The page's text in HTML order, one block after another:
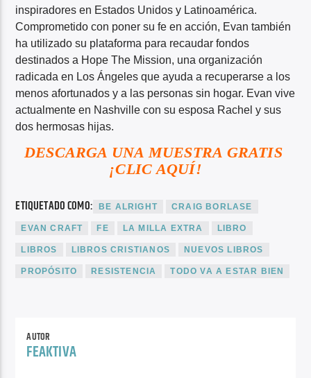
inspiradores en Estados Unidos y Latinoamérica.
Comprometido con poner su fe en acción, Evan también
ha utilizado su plataforma para recaudar fondos
destinados a Hope The Mission, una organización
radicada en Los Ángeles que ayuda a recuperarse a los
menos afortunados y a las personas sin hogar. Evan vive
actualmente en Nashville con su esposa Rachel y sus
dos hermosas hijas.
DESCARGA UNA MUESTRA GRATIS
¡CLIC AQUÍ!
ETIQUETADO COMO: BE ALRIGHT CRAIG BORLASE
EVAN CRAFT FE LA MILLA EXTRA LIBRO
LIBROS LIBROS CRISTIANOS NUEVOS LIBROS
PROPÓSITO RESISTENCIA TODO VA A ESTAR BIEN
AUTOR
FEAKTIVA